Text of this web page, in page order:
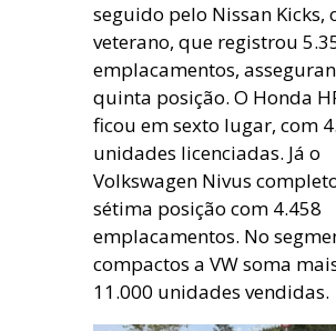
seguido pelo Nissan Kicks,
veterano, que registrou
emplacamentos,
quinta posição. O Honda
ficou em sexto lugar, com
unidades licenciadas. Já o
Volkswagen Nivus
sétima posição com 4.458
emplacamentos. No
compactos a VW soma
11.000 unidades vendidas.